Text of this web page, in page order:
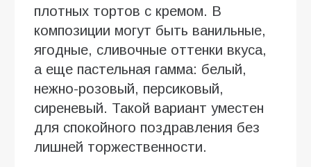
плотных тортов с кремом. В
композиции могут быть ванильные,
ягодные, сливочные оттенки вкуса,
а еще пастельная гамма: белый,
нежно-розовый, персиковый,
сиреневый. Такой вариант уместен
для спокойного поздравления без
лишней торжественности.